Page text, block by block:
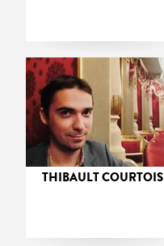
THIBAULT COURTOIS